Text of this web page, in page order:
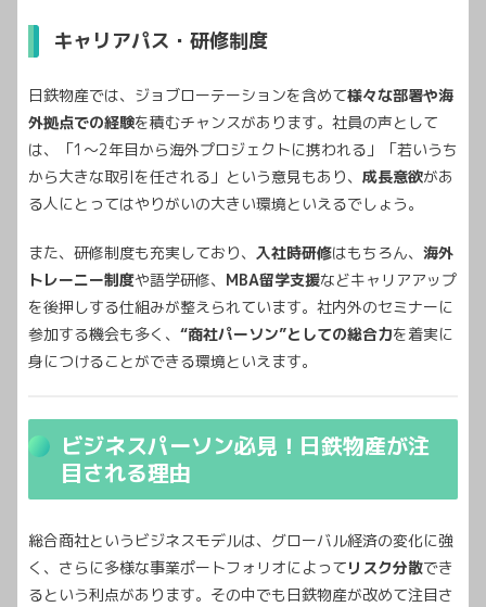
キャリアパス・研修制度
日鉄物産では、ジョブローテーションを含めて様々な部署や海
外拠点での経験を積むチャンスがあります。社員の声として
は、「1～2年目から海外プロジェクトに携われる」「若いうち
から大きな取引を任される」という意見もあり、 成長意欲があ
る人にとってはやりがいの大きい環境といえるでしょう。
また、研修制度も充実しており、 入社時研修はもちろん、 海外
トレーニー制度や語学研修、 MBA留学支援などキャリアアップ
を後押しする仕組みが整えられています。社内外のセミナーに
参加する機会も多く、 “商社パーソン”としての総合力を着実に
身につけることができる環境といえます。
ビジネスパーソン必見！日鉄物産が注
目される理由
総合商社というビジネスモデルは、グローバル経済の変化に強
く、さらに多様な事業ポートフォリオによってリスク分散でき
るという利点があります。その中でも日鉄物産が改めて注目さ